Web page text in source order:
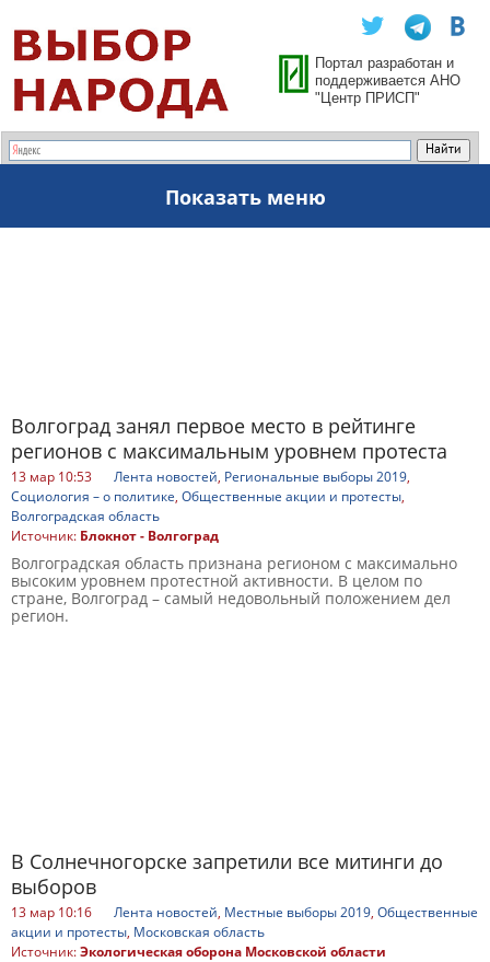
Портал разработан и
поддерживается АНО
"Центр ПРИСП"
Показать меню
Волгоград занял первое место в рейтинге
регионов с максимальным уровнем протеста
13 мар 10:53 Лента новостей, Региональные выборы 2019,
Социология – о политике, Общественные акции и протесты,
Волгоградская область
Источник: Блокнот - Волгоград
Волгоградская область признана регионом с максимально
высоким уровнем протестной активности. В целом по
стране, Волгоград – самый недовольный положением дел
регион.
В Солнечногорске запретили все митинги до
выборов
13 мар 10:16 Лента новостей, Местные выборы 2019, Общественные
акции и протесты, Московская область
Источник:Экологическая оборона Московской области